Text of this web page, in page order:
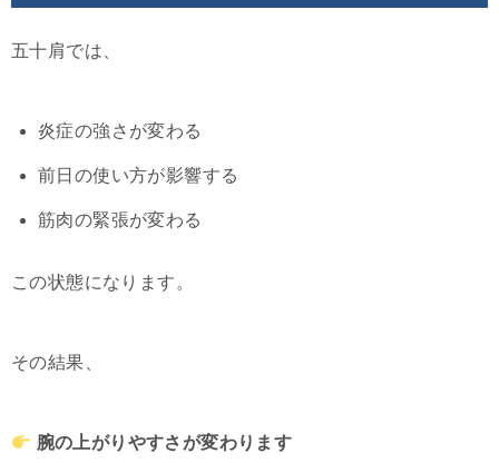
五十肩では、
炎症の強さが変わる
前日の使い方が影響する
筋肉の緊張が変わる
この状態になります。
その結果、
腕の上がりやすさが変わります